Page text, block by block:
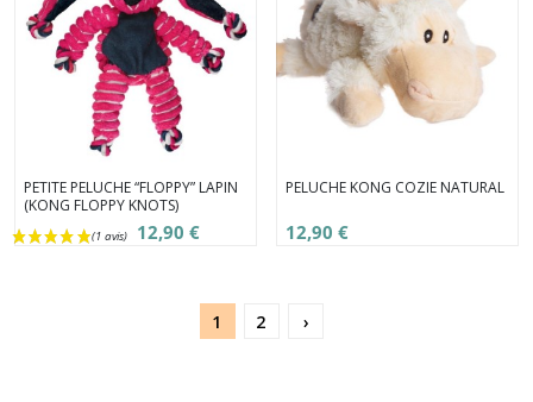
PETITE PELUCHE “FLOPPY” LAPIN
(KONG FLOPPY KNOTS)
12,90 €
PELUCHE KONG COZIE NATURAL
12,90 €
1 2 ›